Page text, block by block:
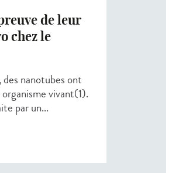
de leur
chez le
nanotubes ont
vivant(1).
par un...